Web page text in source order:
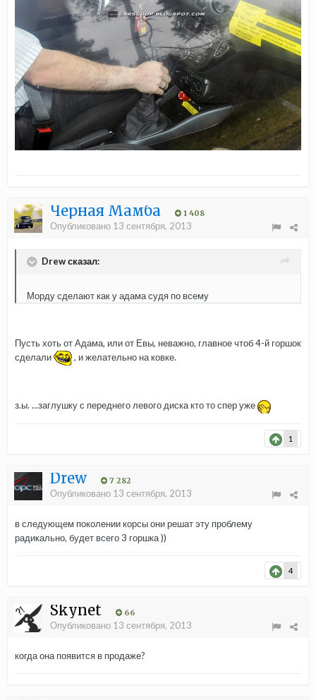
Черная Мамба 1 408
Опубликовано 13 сентября, 2013
Drew сказал:
Морду сделают как у адама судя по всему
Пусть хоть от Адама, или от Евы, неважно, главное чтоб 4-й горшок
сделали
, и желательно на ковке.
з.ы. ...заглушку с переднего левого диска кто то спер уже
1
Drew 7 282
Опубликовано 13 сентября, 2013
в следующем поколении корсы они решат эту проблему
радикально, будет всего 3 горшка ))
4
Skynet 66
Опубликовано 13 сентября, 2013
когда она появится в продаже?